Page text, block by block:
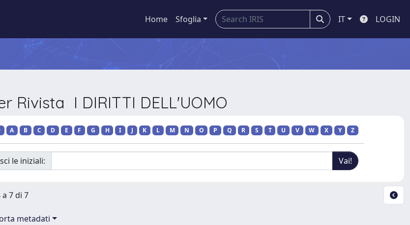
Home Sfoglia IT LOGIN
Rivista I DIRITTI DELL'UOMO
A B C D E F G H I J K L M N O P Q R S T U V W X Y Z
le iniziali:
7 di 7
metadati